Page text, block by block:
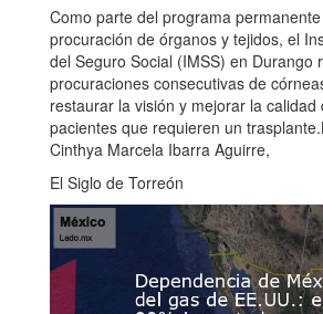
Como parte del programa
procuración de órganos y tejidos, el
del Seguro Social (IMSS) en Durango
procuraciones consecutivas de
restaurar la visión y mejorar la calidad
pacientes que requieren un
Cinthya Marcela Ibarra Aguirre,
El Siglo de Torreón